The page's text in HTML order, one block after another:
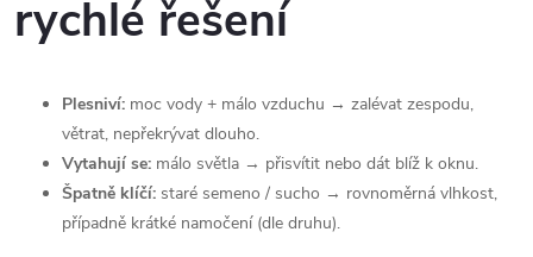
rychlé řešení
Plesniví: moc vody + málo vzduchu → zalévat zespodu,
větrat, nepřekrývat dlouho.
Vytahují se: málo světla → přisvítit nebo dát blíž k oknu.
Špatně klíčí: staré semeno / sucho → rovnoměrná vlhkost,
případně krátké namočení (dle druhu).